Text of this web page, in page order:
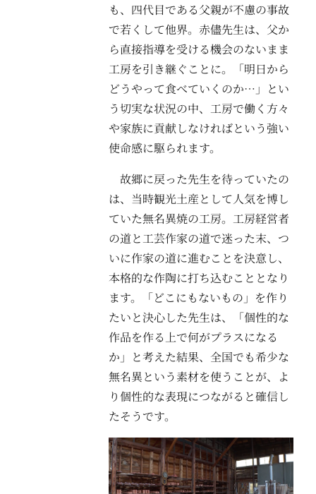
も、四代目である父親が不慮の事故
で若くして他界。赤儘先生は、父か
ら直接指導を受ける機会のないまま
工房を引き継ぐことに。「明日から
どうやって食べていくのか…」とい
う切実な状況の中、工房で働く方々
や家族に貢献しなければという強い
使命感に駆られます。
故郷に戻った先生を待っていたの
は、当時観光土産として人気を博し
ていた無名異焼の工房。工房経営者
の道と工芸作家の道で迷った末、つ
いに作家の道に進むことを決意し、
本格的な作陶に打ち込むこととなり
ます。「どこにもないもの」を作り
たいと決心した先生は、「個性的な
作品を作る上で何がプラスになる
か」と考えた結果、全国でも希少な
無名異という素材を使うことが、よ
り個性的な表現につながると確信し
たそうです。